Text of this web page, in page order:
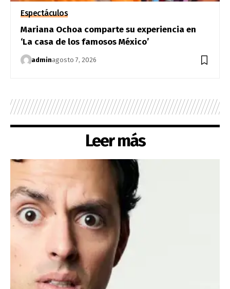
Espectáculos
Mariana Ochoa comparte su experiencia en
‘La casa de los famosos México’
adminagosto 7, 2026
Leer más